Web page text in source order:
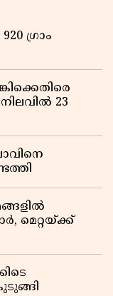
ഗ്രാം
23
മെറ്റയ്ക്ക്